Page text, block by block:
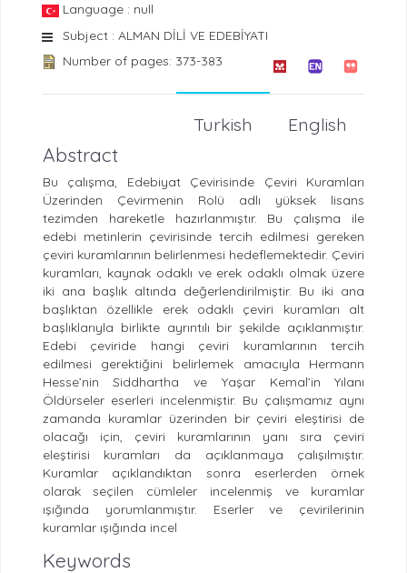
Language : null
Subject : ALMAN DİLİ VE EDEBİYATI
Number of pages: 373-383
English
Turkish
Abstract
Bu çalışma, Edebiyat Çevirisinde Çeviri Kuramları
Üzerinden Çevirmenin Rolü adlı yüksek lisans
tezimden hareketle hazırlanmıştır. Bu çalışma ile
edebi metinlerin çevirisinde tercih edilmesi gereken
çeviri kuramlarının belirlenmesi hedeflemektedir. Çeviri
kuramları, kaynak odaklı ve erek odaklı olmak üzere
iki ana başlık altında değerlendirilmiştir. Bu iki ana
başlıktan özellikle erek odaklı çeviri kuramları alt
başlıklarıyla birlikte ayrıntılı bir şekilde açıklanmıştır.
Edebi çeviride hangi çeviri kuramlarının tercih
edilmesi gerektiğini belirlemek amacıyla Hermann
Hesse’nin Siddhartha ve Yaşar Kemal’in Yılanı
Öldürseler eserleri incelenmiştir. Bu çalışmamız aynı
zamanda kuramlar üzerinden bir çeviri eleştirisi de
olacağı için, çeviri kuramlarının yanı sıra çeviri
eleştirisi kuramları da açıklanmaya çalışılmıştır.
Kuramlar açıklandıktan sonra eserlerden örnek
olarak seçilen cümleler incelenmiş ve kuramlar
ışığında yorumlanmıştır. Eserler ve çevirilerinin
kuramlar ışığında incel
Keywords